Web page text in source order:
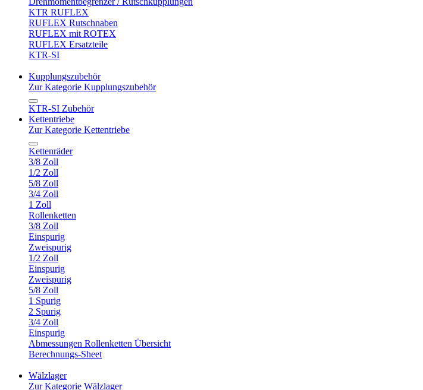
KTR RUFLEX
RUFLEX Rutschnaben
RUFLEX mit ROTEX
RUFLEX Ersatzteile
KTR-SI
Kupplungszubehör
Zur Kategorie Kupplungszubehör
KTR-SI Zubehör
Kettentriebe
Zur Kategorie Kettentriebe
Kettenräder
3/8 Zoll
1/2 Zoll
5/8 Zoll
3/4 Zoll
1 Zoll
Rollenketten
3/8 Zoll
Einspurig
Zweispurig
1/2 Zoll
Einspurig
Zweispurig
5/8 Zoll
1 Spurig
2 Spurig
3/4 Zoll
Einspurig
Abmessungen Rollenketten Übersicht
Berechnungs-Sheet
Wälzlager
Zur Kategorie Wälzlager